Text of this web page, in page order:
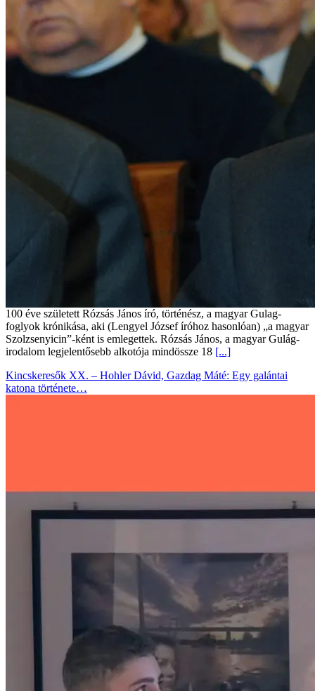
100 éve született Rózsás János író, történész, a magyar Gulag-
foglyok krónikása, aki (Lengyel József íróhoz hasonlóan) „a magyar
Szolzsenyicin”-ként is emlegettek. Rózsás János, a magyar Gulág-
irodalom legjelentősebb alkotója mindössze 18 [...]
Kincskeresők XX. – Hohler Dávid, Gazdag Máté: Egy galántai
katona története…